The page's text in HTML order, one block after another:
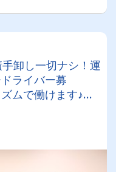
卸し一切ナシ！運
ライバー募
ムで働けます♪定
募集です！